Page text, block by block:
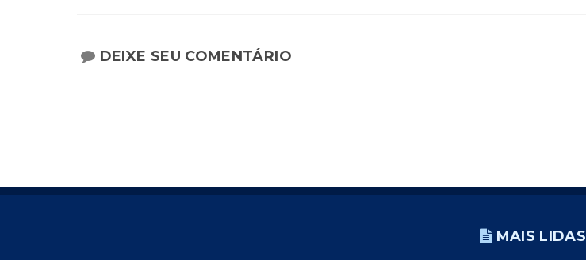
DEIXE SEU COMENTÁRIO
MAIS LIDAS